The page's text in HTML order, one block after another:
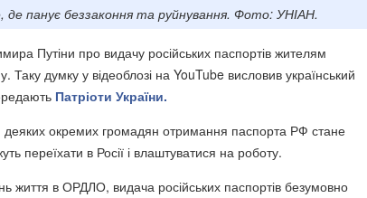
панує беззаконня та руйнування. Фото: УНІАН.
Путіни про видачу російських паспортів жителям
Таку думку у відеоблозі на YouTube висловив український
Патріоти України.
окремих громадян отримання паспорта РФ стане
переїхати в Росії і влаштуватися на роботу.
життя в ОРДЛО, видача російських паспортів безумовно